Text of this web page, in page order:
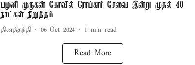
பழனி முருகன் கோவில் ரோப்கார் சேவை இன்று முதல் 40
நாட்கள் நிறுத்தம்
தினத்தந்தி 06 Oct 2024 1 min read
Read More